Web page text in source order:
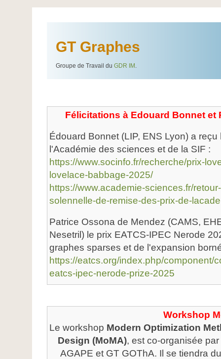
GT Graphes
Groupe de Travail du GDR IM .
Félicitations à Edouard Bonnet et
Édouard Bonnet (LIP, ENS Lyon) a
l'Académie des sciences et de la SIF :
https://www.socinfo.fr/recherche/prix-
lovelace-babbage-2025/
https://www.academie-sciences.fr/
solennelle-de-remise-des-prix-de-
Patrice Ossona de Mendez (CAMS,
Nesetril) le prix EATCS-IPEC Nerode
graphes sparses et de l'expansion
https://eatcs.org/index.php/component/
eatcs-ipec-nerode-prize-2025
Workshop
Le workshop Modern Optimization
Design (MoMA), est co-organisée
AGAPE et GT GOThA. Il se tiendra